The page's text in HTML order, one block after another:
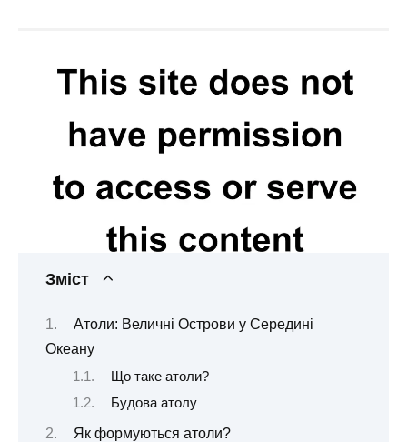
Зміст
Атоли: Величні Острови у Середині
Океану
Що таке атоли?
Будова атолу
Як формуються атоли?